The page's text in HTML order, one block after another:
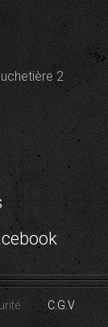
2
C.G.V